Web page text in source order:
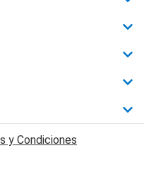
y Condiciones